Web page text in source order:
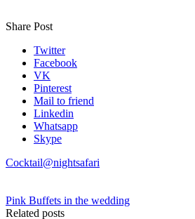
Share Post
Twitter
Facebook
VK
Pinterest
Mail to friend
Linkedin
Whatsapp
Skype
Cocktail@nightsafari
Pink Buffets in the wedding
Related posts